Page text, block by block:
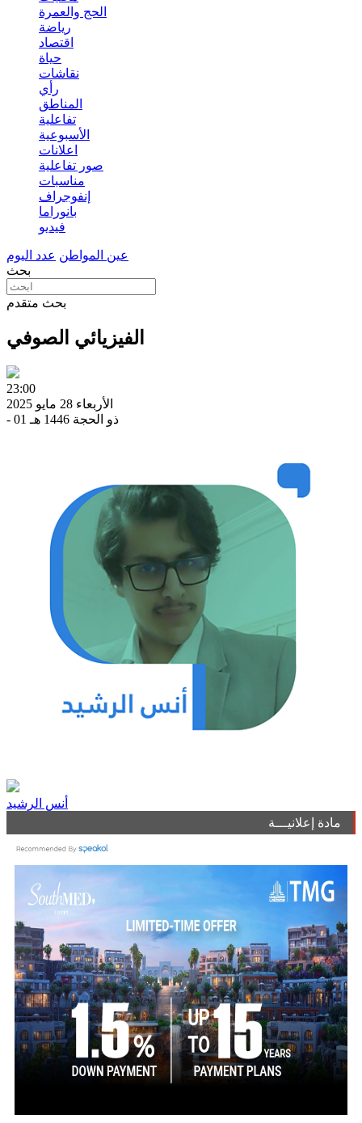
الحج والعمرة
رياضة
اقتصاد
حياة
نقاشات
رأي
المناطق
تفاعلية
الأسبوعية
اعلانات
صور تفاعلية
مناسبات
إنفوجراف
بانوراما
فيديو
عين المواطن عدد اليوم
بحث
بحث متقدم
الفيزيائي الصوفي
23:00
الأربعاء 28 مايو 2025
- 01 ذو الحجة 1446 هـ
أنس الرشيد
مادة إعلانيـــة